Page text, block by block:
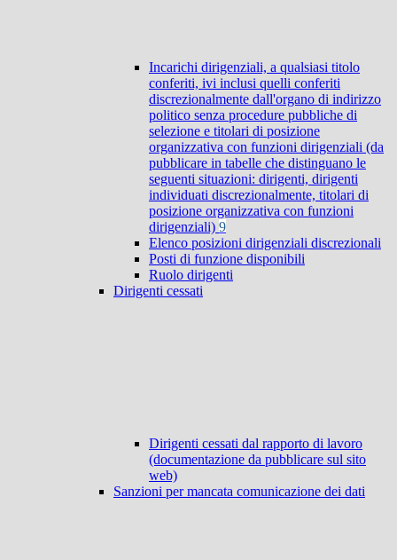
Incarichi dirigenziali, a qualsiasi titolo
conferiti, ivi inclusi quelli conferiti
discrezionalmente dall'organo di indirizzo
politico senza procedure pubbliche di
selezione e titolari di posizione
organizzativa con funzioni dirigenziali (da
pubblicare in tabelle che distinguano le
seguenti situazioni: dirigenti, dirigenti
individuati discrezionalmente, titolari di
posizione organizzativa con funzioni
dirigenziali) 9
Elenco posizioni dirigenziali discrezionali
Posti di funzione disponibili
Ruolo dirigenti
Dirigenti cessati
Dirigenti cessati dal rapporto di lavoro
(documentazione da pubblicare sul sito
web)
Sanzioni per mancata comunicazione dei dati